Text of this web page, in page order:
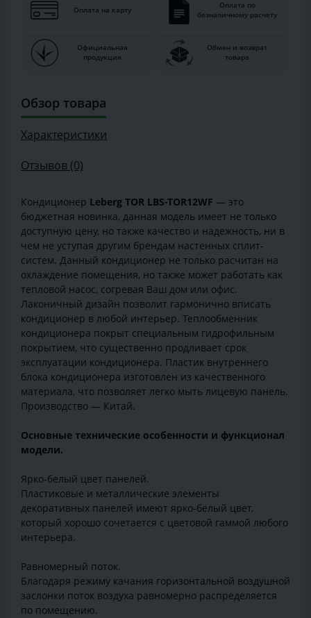
Оплата на карту
Оплата по
безналичному расчету
Официальная
продукция
Обмен и возврат
товара
Обзор товара
Характеристики
Отзывов (0)
Кондиционер Leberg TOR LBS-TOR12WF — это
бюджетная новинка, данная модель имеет не только
доступную цену, но также качество и надежность, ни в
чем не уступая другим брендам настенных сплит-
систем. Данный кондиционер не только расчитан на
охлаждение помещения, но также может работать как
тепловой насос, согревая Ваш дом или офис.
Лаконичный дизайн позволит гармонично вписать
кондиционер в любой интерьер. Теплообменник
кондиционера покрыт специальным гидрофильным
покрытием, что существенно продливает срок
эксплуатации кондиционера. Пластик внутреннего
блока кондиционера изготовлен из качественного
материала, что позволяет легко мыть лицевую панель.
Производство — Китай.
Основные технические особенности и функционал
модели.
Ярко-белый цвет панелей.
Пластиковые и металлические элементы
декоративных панелей имеют ярко-белый цвет,
который хорошо сочетается с цветовой гаммой любого
интерьера.
Равномерный поток.
Благодаря режиму качания горизонтальной воздушной
заслонки поток воздуха равномерно распределяется
по помещению.